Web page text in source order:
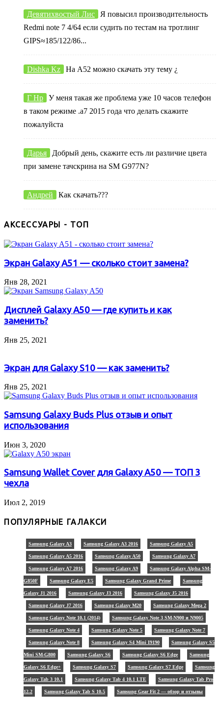
Девятихвостый Лис
Я повысил производительность
Redmi note 7 4/64 если судить по тестам на тротлинг
GIPS≈185/122/86...
Dishka Kz На А52 можно скачать эту тему ¿
Г Нр
У меня такая же проблема уже 10 часов телефон
в таком режиме .а7 2015 года что делать скажите
пожалуйста
Дарья
Добрый день, скажите есть ли различие цвета
при замене тачскрина на SM G977N?
Андрей Как скачать???
АКСЕССУАРЫ - ТОП
Экран Galaxy A51 — сколько стоит замена?
Янв 28, 2021
Дисплей Galaxy A50 — где купить и как
заменить?
Янв 25, 2021
Экран для Galaxy S10 — как заменить?
Янв 25, 2021
Samsung Galaxy Buds Plus отзыв и опыт
использования
Июн 3, 2020
Samsung Wallet Cover для Galaxy A50 — ТОП 3
чехла
Июл 2, 2019
ПОПУЛЯРНЫЕ ГАЛАКСИ
Samsung Galaxy A3 Samsung Galaxy A3 2016 Samsung Galaxy A5
Samsung Galaxy A5 2016 Samsung Galaxy A50 Samsung Galaxy A7
Samsung Galaxy A7 2016 Samsung Galaxy A9 Samsung Galaxy Alpha SM-
G850F Samsung Galaxy E5 Samsung Galaxy Grand Prime Samsung
Galaxy J1 2016 Samsung Galaxy J3 2016 Samsung Galaxy J5 2016
Samsung Galaxy J7 2016 Samsung Galaxy M20 Samsung Galaxy Mega 2
Samsung Galaxy Note 10.1 (2014) Samsung Galaxy Note 3 SM-N900 и N9005
Samsung Galaxy Note 4 Samsung Galaxy Note 5 Samsung Galaxy Note 7
Samsung Galaxy Note 8 Samsung Galaxy S4 Mini I9190 Samsung Galaxy S5
Mini SM-G800 Samsung Galaxy S6 Samsung Galaxy S6 Edge Samsung
Galaxy S6 Edge+ Samsung Galaxy S7 Samsung Galaxy S7 Edge Samsung
Galaxy Tab 3 10.1 Samsung Galaxy Tab 4 10.1 LTE Samsung Galaxy Tab Pro
12.2 Samsung Galaxy Tab S 10.5 Samsung Gear Fit 2 — обзор и отзывы